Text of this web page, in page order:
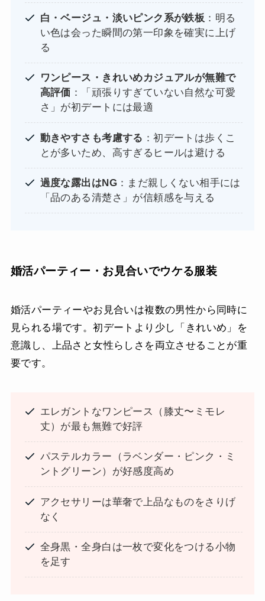
白・ベージュ・淡いピンク系が鉄板 ：明る
い色は会った瞬間の第一印象を確実に上げ
る
ワンピース・きれいめカジュアルが無難で
高評価 ：「頑張りすぎていない自然な可愛
さ」が初デートには最適
動きやすさも考慮する ：初デートは歩くこ
とが多いため、高すぎるヒールは避ける
過度な露出はNG：まだ親しくない相手には
「品のある清楚さ」が信頼感を与える
婚活パーティー・お見合いでウケる服装
婚活パーティーやお見合いは複数の男性から同時に
見られる場です。初デートより少し「きれいめ」を
意識し、上品さと女性らしさを両立させることが重
要です。
エレガントなワンピース（膝丈〜ミモレ
丈）が最も無難で好評
パステルカラー（ラベンダー・ピンク・ミ
ントグリーン）が好感度高め
アクセサリーは華奢で上品なものをさりげ
なく
全身黒・全身白は一枚で変化をつける小物
を足す